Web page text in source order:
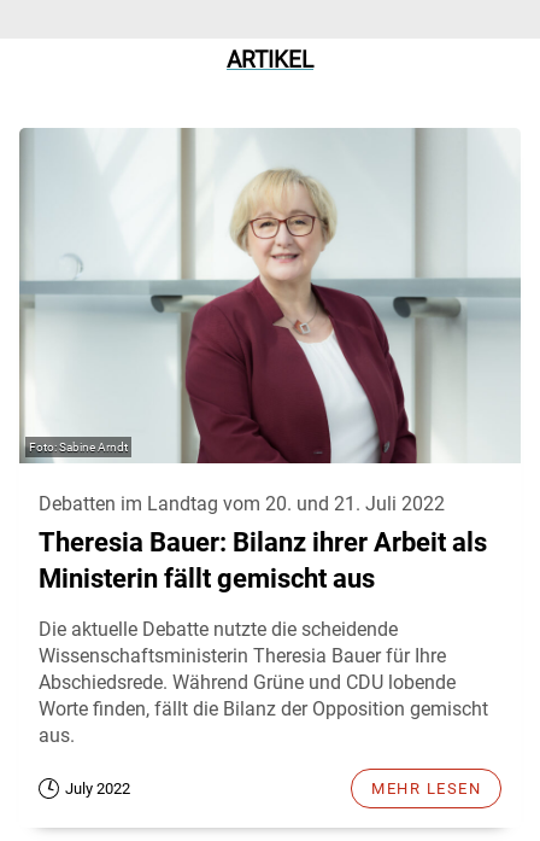
ARTIKEL
Sabine Arndt
Debatten im Landtag vom 20. und 21. Juli 2022
Theresia Bauer: Bilanz ihrer Arbeit als
Ministerin fällt gemischt aus
Die aktuelle Debatte nutzte die scheidende
Wissenschaftsministerin Theresia Bauer für Ihre
Abschiedsrede. Während Grüne und CDU lobende
Worte finden, fällt die Bilanz der Opposition gemischt
aus.
July 2022 MEHR LESEN